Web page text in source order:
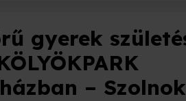
gyerek
– Szolnok